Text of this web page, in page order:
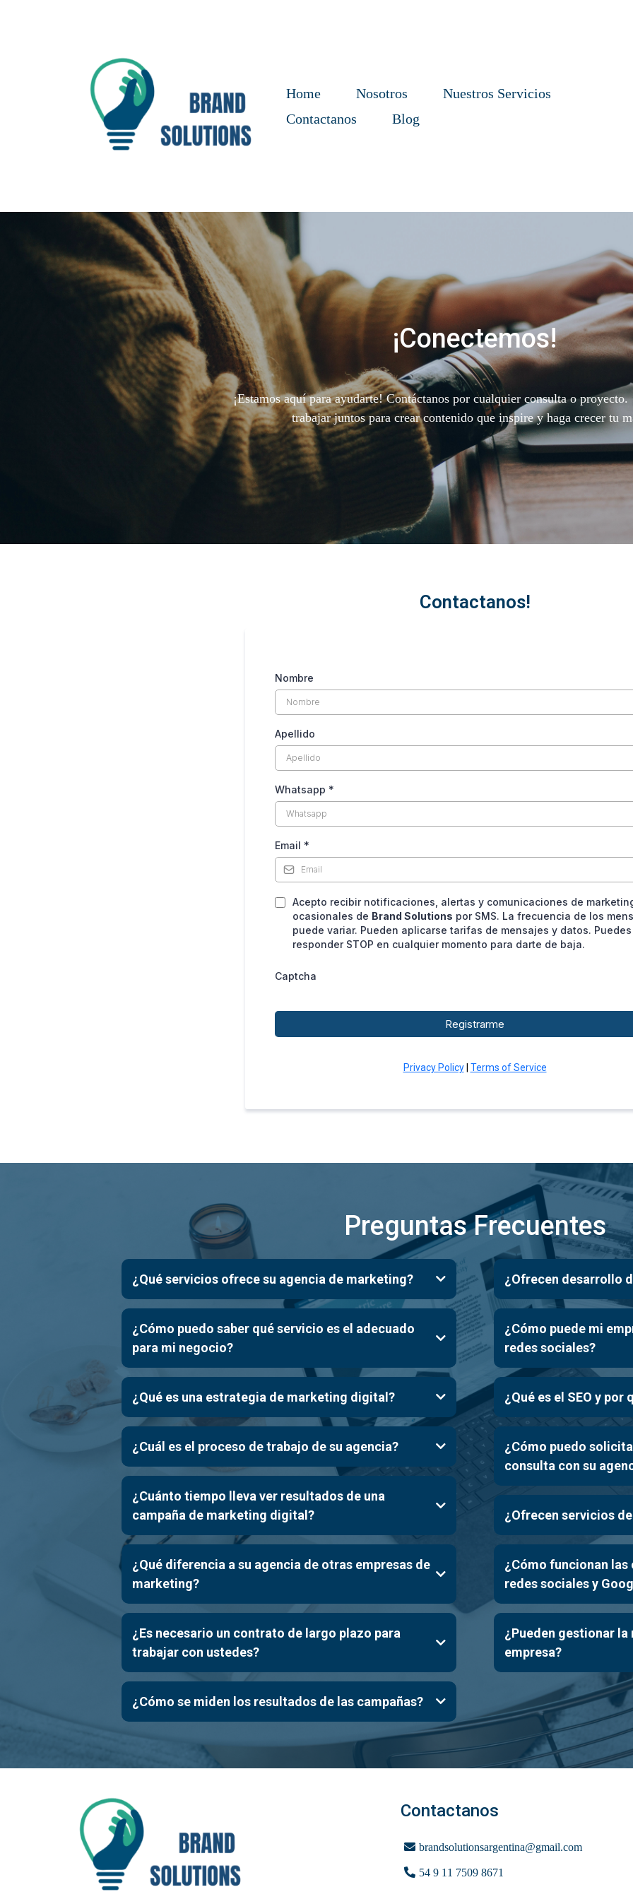
Home Nosotros
Nuestros Servicios
Contactanos
Blog
¡Conectemos!
¡Estamos aquí para ayudarte! Contáctanos por cualquier consulta o proyecto.
trabajar juntos para crear contenido que inspire y haga crecer tu
Contactanos!
Nombre
Apellido
Whatsapp *
Email *
Acepto recibir notificaciones, alertas y comunicaciones de
ocasionales de Brand Solutions por SMS. La frecuencia de los
puede variar. Pueden aplicarse tarifas de mensajes y datos. Puedes
responder STOP en cualquier momento para darte de baja.
Captcha
Registrarme
Privacy Policy| Terms of Service
Preguntas Frecuentes
¿Qué servicios ofrece su agencia de marketing?
¿Cómo puedo saber qué servicio es el adecuado
para mi negocio?
¿Qué es una estrategia de marketing digital?
¿Cuál es el proceso de trabajo de su agencia?
¿Cuánto tiempo lleva ver resultados de una
campaña de marketing digital?
¿Qué diferencia a su agencia de otras empresas de
marketing?
¿Es necesario un contrato de largo plazo para
trabajar con ustedes?
¿Cómo se miden los resultados de las campañas?
¿Ofrecen desarrollo
¿Cómo puede mi
redes sociales?
¿Qué es el SEO y por
¿Cómo puedo
consulta con su
¿Ofrecen servicios
¿Cómo funcionan las
redes sociales y
¿Pueden gestionar
empresa?
Contactanos
brandsolutionsargentina@gmail.com
54 9 11 7509 8671